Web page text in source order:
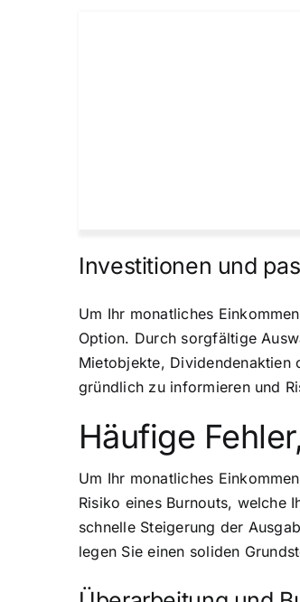
Investitionen und
Um Ihr monatliches
Option. Durch sorgfältige
Mietobjekte, Dividendenaktien
gründlich zu informieren und
Häufige
Um Ihr monatliches
Risiko eines Burnouts, welche
schnelle Steigerung der
legen Sie einen soliden